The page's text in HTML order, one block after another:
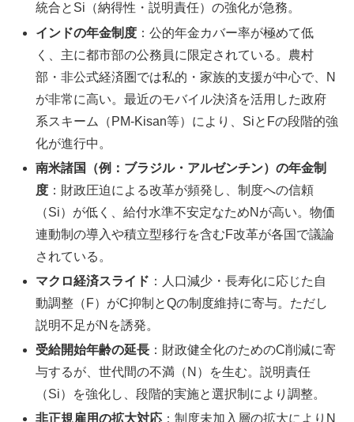
統合とSi（納得性・説明責任）の強化が急務。
インドの年金制度 ：公的年金カバー率が極めて低
く、主に都市部の公務員に限定されている。農村
部・非公式経済圏では私的・家族的支援が中心で、N
が非常に高い。最近のモバイル決済を活用した政府
系スキーム（PM-Kisan等）により、SiとFの段階的強
化が進行中。
南米諸国（例：ブラジル・アルゼンチン）の年金制
度 ：財政圧迫による改革が頻発し、制度への信頼
（Si）が低く、給付水準不安定なためNが高い。物価
連動制の導入や積立型移行を含むF改革が各国で議論
されている。
マクロ経済スライド ：人口減少・長寿化に応じた自
動調整（F）がC抑制とQの制度維持に寄与。ただし
説明不足がNを誘発。
受給開始年齢の延長 ：財政健全化のためのC削減に寄
与するが、世代間の不満（N）を生む。説明責任
（Si）を強化し、段階的実施と選択制により調整。
非正規雇用の拡大対応 ：制度未加入層の拡大によりN